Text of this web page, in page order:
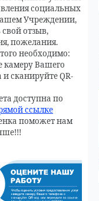
социальных
Учреждении,
свой отзыв,
пожелания.
необходимо:
камеру Вашего
и сканируйте QR-
доступна по
ссылке
поможет нам